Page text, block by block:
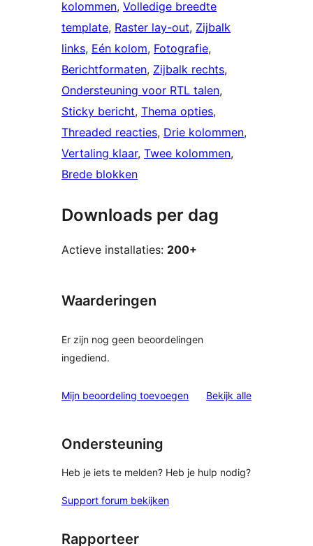
kolommen, Volledige breedte
template, Raster lay-out, Zijbalk
links, Eén kolom, Fotografie
Berichtformaten, Zijbalk rechts
Ondersteuning voor RTL talen
Sticky bericht, Thema opties
Threaded reacties, Drie kolommen
Vertaling klaar, Twee kolommen
Brede blokken
Downloads per dag
Actieve installaties: 200+
Waarderingen
Er zijn nog geen beoordelingen
ingediend.
Mijn beoordeling toevoegen Bekijk alle
Ondersteuning
Heb je iets te melden? Heb je hulp nodig?
Support forum bekijken
Rapporteer